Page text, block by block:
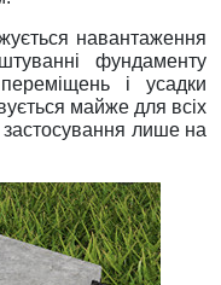
навантаження
фундаменту
і усадки
майже для всіх
застосування лише на